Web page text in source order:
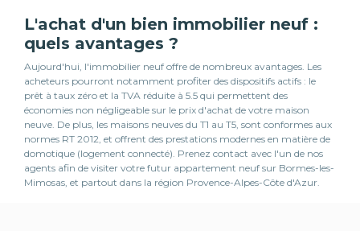
L'achat d'un bien immobilier neuf :
quels avantages ?
Aujourd'hui, l'immobilier neuf offre de nombreux avantages. Les
acheteurs pourront notamment profiter des dispositifs actifs : le
prêt à taux zéro et la TVA réduite à 5.5 qui permettent des
économies non négligeable sur le prix d'achat de votre maison
neuve. De plus, les maisons neuves du T1 au T5, sont conformes aux
normes RT 2012, et offrent des prestations modernes en matière de
domotique (logement connecté). Prenez contact avec l'un de nos
agents afin de visiter votre futur appartement neuf sur Bormes-les-
Mimosas, et partout dans la région Provence-Alpes-Côte d'Azur.